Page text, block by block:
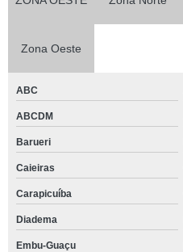
Zona Oeste
ABC
ABCDM
Barueri
Caieiras
Carapicuíba
Diadema
Embu-Guaçu